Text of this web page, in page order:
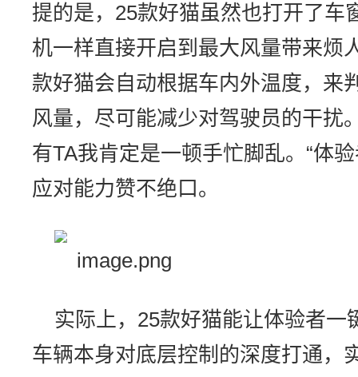
提的是，25款好猫虽然也打开了车
机一样直接开启到最大风量带来烦
款好猫会自动根据车内外温度，来
风量，尽可能减少对驾驶员的干扰
有TA我肯定是一顿手忙脚乱。“体
应对能力赞不绝口。
实际上，25款好猫能让体验者
车辆本身对底层控制的深度打通，